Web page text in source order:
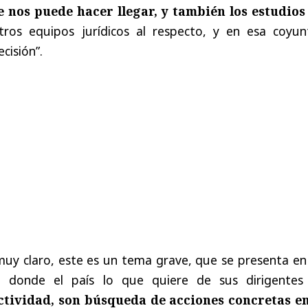
nos puede hacer llegar, y también los estudios
equipos jurídicos al respecto, y en esa
claro, este es un tema grave, que se presenta
donde el país lo que quiere de sus dirigentes
son búsqueda de acciones concretas